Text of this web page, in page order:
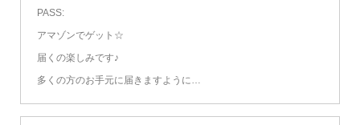
PASS:
アマゾンでゲット☆
届くの楽しみです♪
多くの方のお手元に届きますように…